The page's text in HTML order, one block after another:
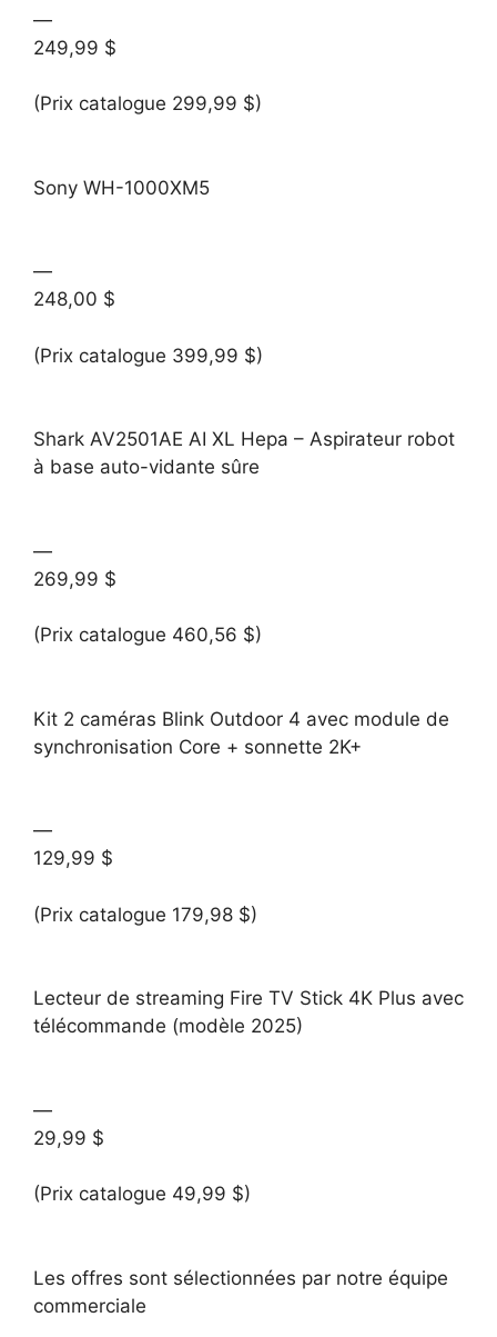
—
249,99 $
(Prix catalogue 299,99 $)
Sony WH-1000XM5
—
248,00 $
(Prix catalogue 399,99 $)
Shark AV2501AE AI XL Hepa – Aspirateur robot
à base auto-vidante sûre
—
269,99 $
(Prix catalogue 460,56 $)
Kit 2 caméras Blink Outdoor 4 avec module de
synchronisation Core + sonnette 2K+
—
129,99 $
(Prix catalogue 179,98 $)
Lecteur de streaming Fire TV Stick 4K Plus avec
télécommande (modèle 2025)
—
29,99 $
(Prix catalogue 49,99 $)
Les offres sont sélectionnées par notre équipe
commerciale